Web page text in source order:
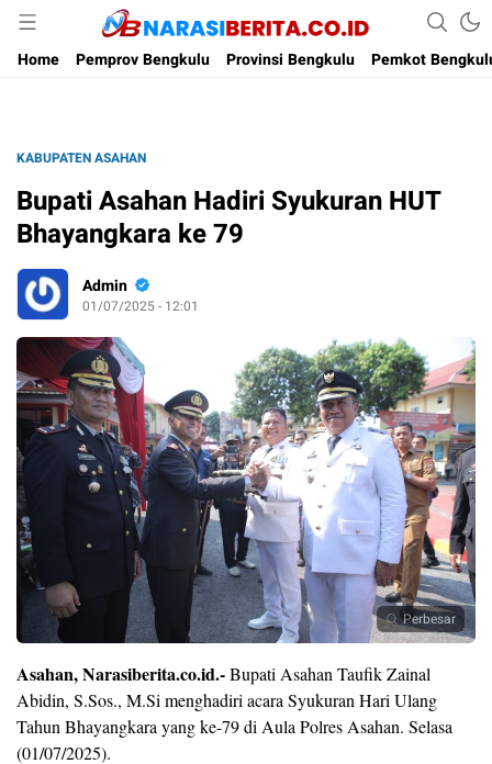
Narasi Berita
Home
Pemprov Bengkulu Provinsi Bengkulu Pemkot
KABUPATEN ASAHAN
Bupati Asahan Hadiri Syukuran HUT
Bhayangkara ke 79
Admin
01/07/2025 - 12:01
Perbesar
Asahan, Narasiberita.co.id.-Bupati Asahan Taufik Zainal
Abidin, S.Sos., M.Si menghadiri acara Syukuran Hari Ulang
Tahun Bhayangkara yang ke-79 di Aula Polres Asahan. Selasa
(01/07/2025).